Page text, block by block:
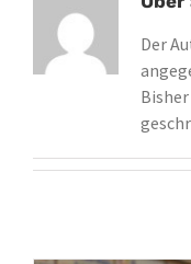
Kontakt
Der